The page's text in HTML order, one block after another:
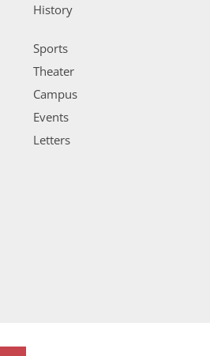
History
Sports
Theater
Campus
Events
Letters